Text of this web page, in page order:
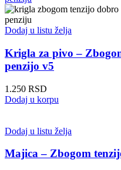
Dodaj u listu želja
Krigla za pivo –
penzijo v5
1.250 RSD
Dodaj u korpu
Dodaj u listu želja
Majica – Zbogom